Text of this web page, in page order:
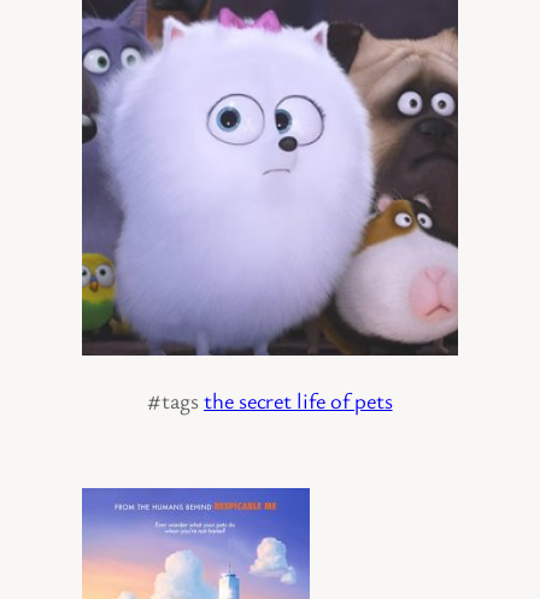
#tagsthe secret life of pets